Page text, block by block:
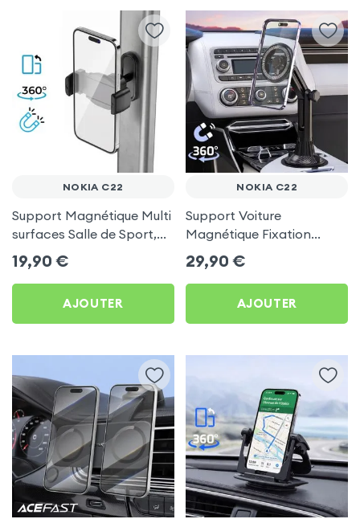
NOKIA C22
Support Magnétique Multi
surfaces Salle de Sport,
frigo pour Nokia C22
19,90 €
AJOUTER
NOKIA C22
Support Voiture
Magnétique Fixation
Porte-gobelet pour Nokia
C22
29,90 €
AJOUTER